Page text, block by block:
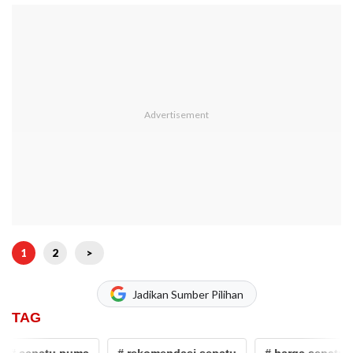
1 2 >
Jadikan Sumber Pilihan
TAG